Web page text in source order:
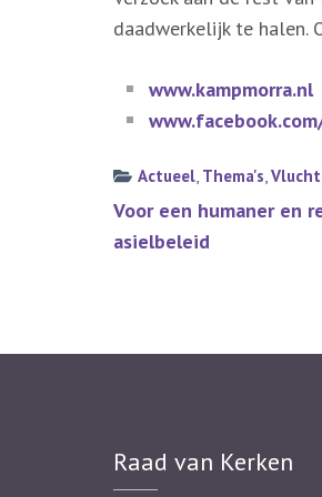
daadwerkelijk te halen.
www.kampmorra.nl
Actueel, Thema's,
Bericht
navigatie
Voor een humaner en
asielbeleid
Raad van Kerken